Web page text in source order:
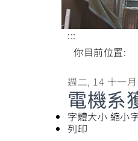
:::
你目前位置:
週二, 14 十一
電機系
字體大小 縮小
列印